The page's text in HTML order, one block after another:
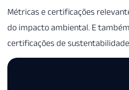
Métricas e certificações
do impacto ambiental. E
certificações de